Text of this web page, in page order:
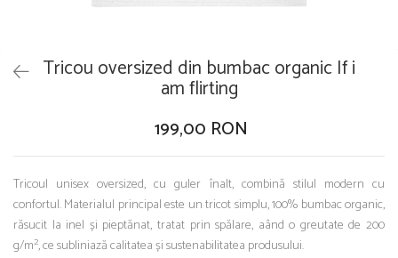
Tricou oversized din bumbac organic If i
am flirting
199,00 RON
Tricoul unisex oversized, cu guler înalt, combină stilul modern cu
confortul. Materialul principal este un tricot simplu, 100% bumbac organic,
răsucit la inel și pieptănat, tratat prin spălare, aând o greutate de 200
g/m², ce subliniază calitatea și sustenabilitatea produsului.